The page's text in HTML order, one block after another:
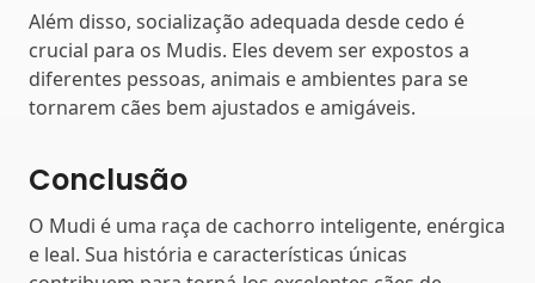
Além disso, socialização adequada desde cedo é
crucial para os Mudis. Eles devem ser expostos a
diferentes pessoas, animais e ambientes para se
tornarem cães bem ajustados e amigáveis.
Conclusão
O Mudi é uma raça de cachorro inteligente, enérgica
e leal. Sua história e características únicas